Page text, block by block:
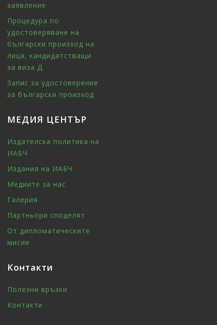
заявление
Процедура по
удостоверяване на
български произход на
лица, кандидатстващи
за виза Д
Запис за удостоверение
за български произход
МЕДИЯ ЦЕНТЪР
Издателска политика на
ИАБЧ
Издания на ИАБЧ
Медиите за нас
Галерия
Партньори споделят
От дипломатическите
мисии
Контакти
Полезни връзки
Контакти